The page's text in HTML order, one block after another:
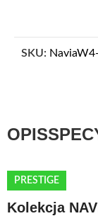
SKU:
OPIS
PRESTIGE
Kolekcja